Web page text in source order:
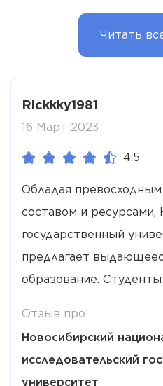
Читать
Rickkky1981
16 Март 2023
4.5
Обладая
составом и ресурсами,
государственный
предлагает
образование. Студенты
Отзыв про:
Новосибирский
исследовательский
университет